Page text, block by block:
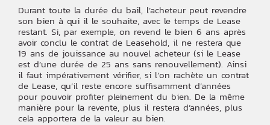
Durant toute la durée du bail, l’acheteur peut revendre
son bien à qui il le souhaite, avec le temps de Lease
restant. Si, par exemple, on revend le bien 6 ans après
avoir conclu le contrat de Leasehold, il ne restera que
19 ans de jouissance au nouvel acheteur (si le Lease
est d’une durée de 25 ans sans renouvellement). Ainsi
il faut impérativement vérifier, si l’on rachète un contrat
de Lease, qu’il reste encore suffisamment d’années
pour pouvoir profiter pleinement du bien. De la même
manière pour la revente, plus il restera d’années, plus
cela apportera de la valeur au bien.